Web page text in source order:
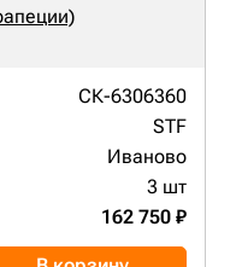
СК-6306360
STF
Иваново
3 шт
162 750 ₽